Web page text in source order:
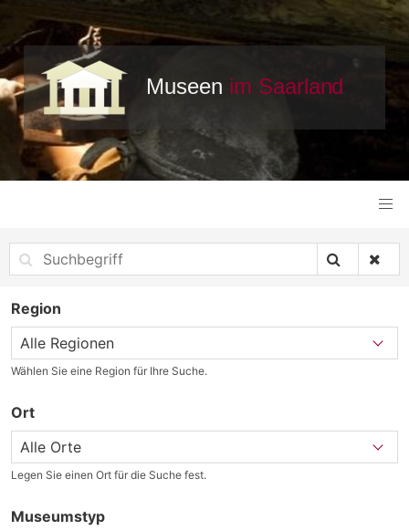
Region
Wählen Sie eine Region für Ihre Suche.
Ort
Legen Sie einen Ort für die Suche fest.
Museumstyp